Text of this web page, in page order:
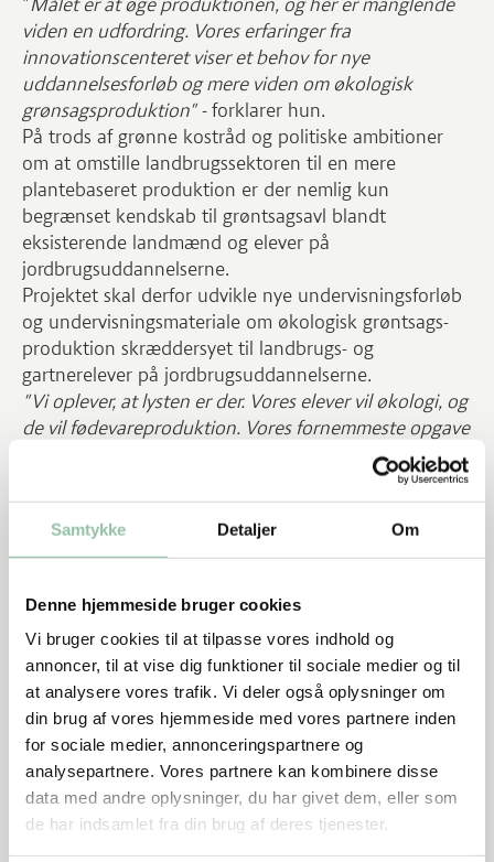
Samtykke Detaljer Om
Denne hjemmeside bruger cookies
Vi bruger cookies til at tilpasse vores indhold og
annoncer, til at vise dig funktioner til sociale medier og til
at analysere vores trafik. Vi deler også oplysninger om
din brug af vores hjemmeside med vores partnere inden
for sociale medier, annonceringspartnere og
analysepartnere. Vores partnere kan kombinere disse
data med andre oplysninger, du har givet dem, eller som
de har indsamlet fra din brug af deres tjenester.
viden en udfordring. Vores erfaringer fra
innovationscenteret viser et behov for nye
uddannelsesforløb og mere viden om økologisk
grønsagsproduktion" -forklarer hun.
På trods af grønne kostråd og politiske ambitioner
om at omstille landbrugssektoren til en mere
plantebaseret produktion er der nemlig kun
begrænset kendskab til grøntsagsavl blandt
eksisterende landmænd og elever på
jordbrugsuddannelserne.
Projektet skal derfor udvikle nye undervisningsforløb
og undervisningsmateriale om økologisk grøntsags-
produktion skræddersyet til landbrugs- og
gartnerelever på jordbrugsuddannelserne.
"Vi oplever, at lysten er der. Vores elever vil økologi, og
de vil fødevareproduktion. Vores fornemmeste opgave
nu er at klæde dem korrekt på til den opgave"
fortæller Susanne Ogstrup, der er uddannelsesleder
på Roskilde Tekniske Skole, som er med som partner i
projektet.
Flere danske øko-grøntsager i
indkøbskurven
Øget afsætning og efterspørgsel er også en vigtig
indsats i projektet, og her vil dagligvarekædernes
grøntafdelinger blive uddannet i råvarekendskab, salg
og markedsføring af danske, økologiske grøntsager.
Her er prisen på udenlandske grøntsager med til at
presse de danske grøntsager væk fra hylderne, og de
seneste tal viser, at salget af økologiske grøntsager i
Danmark er fordelt på 65 % udenlandske og 35 %
danske.